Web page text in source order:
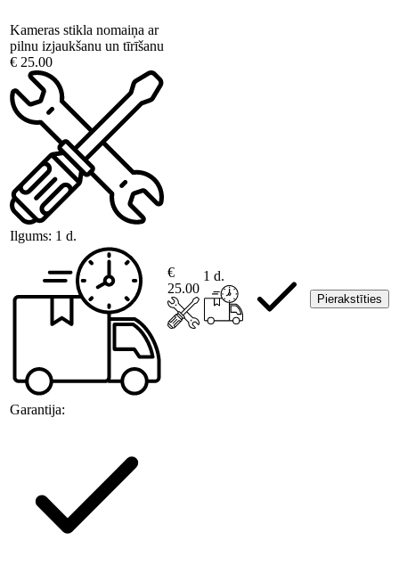
Kameras stikla nomaiņa ar
pilnu izjaukšanu un tīrīšanu
€ 25.00
Ilgums: 1 d.
Garantija:
€
25.00
1 d.
Pierakstīties